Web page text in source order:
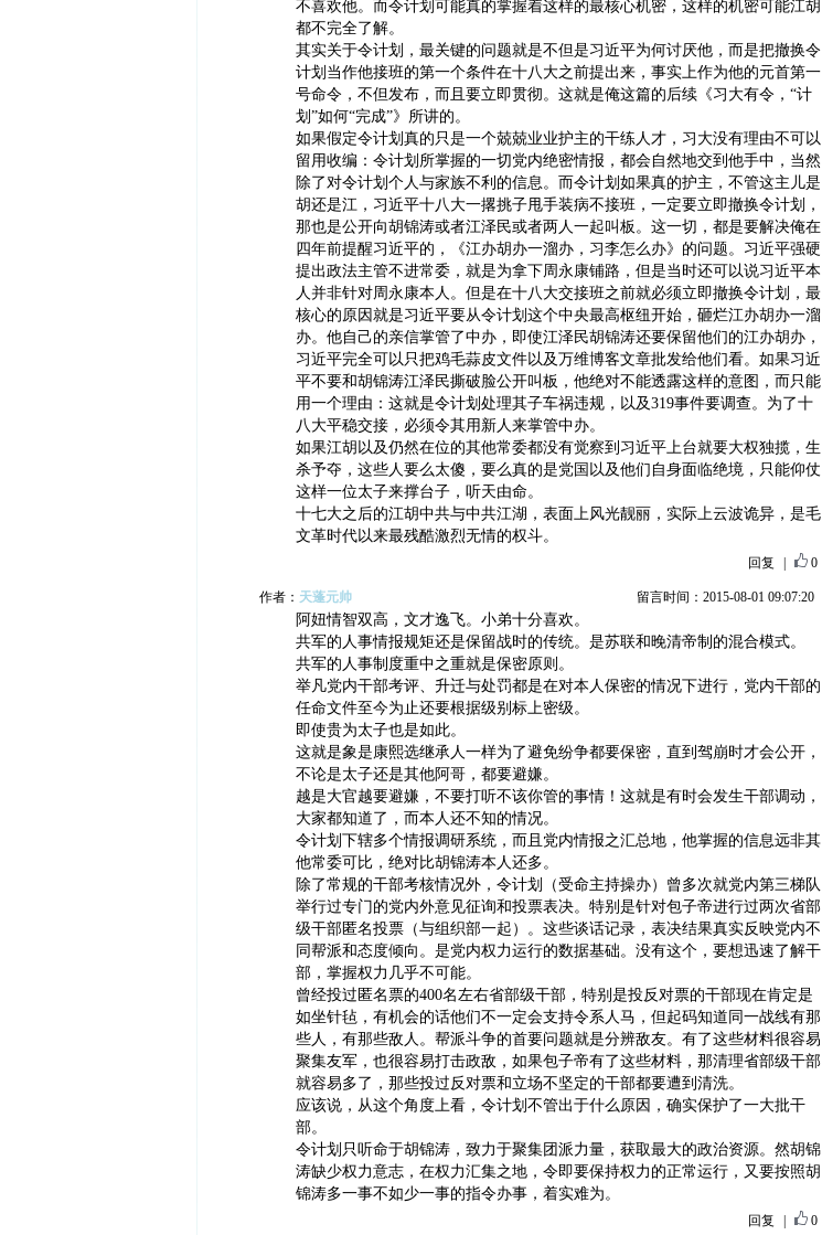
不喜欢他。而令计划可能真的掌握着这样的最核心机密，这样的机密可能江胡
都不完全了解。
其实关于令计划，最关键的问题就是不但是习近平为何讨厌他，而是把撤换令
计划当作他接班的第一个条件在十八大之前提出来，事实上作为他的元首第一
号命令，不但发布，而且要立即贯彻。这就是俺这篇的后续《习大有令，“计
划”如何“完成”》所讲的。
如果假定令计划真的只是一个兢兢业业护主的干练人才，习大没有理由不可以
留用收编：令计划所掌握的一切党内绝密情报，都会自然地交到他手中，当然
除了对令计划个人与家族不利的信息。而令计划如果真的护主，不管这主儿是
胡还是江，习近平十八大一撂挑子甩手装病不接班，一定要立即撤换令计划，
那也是公开向胡锦涛或者江泽民或者两人一起叫板。这一切，都是要解决俺在
四年前提醒习近平的，《江办胡办一溜办，习李怎么办》的问题。习近平强硬
提出政法主管不进常委，就是为拿下周永康铺路，但是当时还可以说习近平本
人并非针对周永康本人。但是在十八大交接班之前就必须立即撤换令计划，最
核心的原因就是习近平要从令计划这个中央最高枢纽开始，砸烂江办胡办一溜
办。他自己的亲信掌管了中办，即使江泽民胡锦涛还要保留他们的江办胡办，
习近平完全可以只把鸡毛蒜皮文件以及万维博客文章批发给他们看。如果习近
平不要和胡锦涛江泽民撕破脸公开叫板，他绝对不能透露这样的意图，而只能
用一个理由：这就是令计划处理其子车祸违规，以及319事件要调查。为了十
八大平稳交接，必须令其用新人来掌管中办。
如果江胡以及仍然在位的其他常委都没有觉察到习近平上台就要大权独揽，生
杀予夺，这些人要么太傻，要么真的是党国以及他们自身面临绝境，只能仰仗
这样一位太子来撑台子，听天由命。
十七大之后的江胡中共与中共江湖，表面上风光靓丽，实际上云波诡异，是毛
文革时代以来最残酷激烈无情的权斗。
回复 0
作者： 天蓬元帅 留言时间：2015-08-01 09:07:20
阿妞情智双高，文才逸飞。小弟十分喜欢。
共军的人事情报规矩还是保留战时的传统。是苏联和晚清帝制的混合模式。
共军的人事制度重中之重就是保密原则。
举凡党内干部考评、升迁与处罚都是在对本人保密的情况下进行，党内干部的
任命文件至今为止还要根据级别标上密级。
即使贵为太子也是如此。
这就是象是康熙选继承人一样为了避免纷争都要保密，直到驾崩时才会公开，
不论是太子还是其他阿哥，都要避嫌。
越是大官越要避嫌，不要打听不该你管的事情！这就是有时会发生干部调动，
大家都知道了，而本人还不知的情况。
令计划下辖多个情报调研系统，而且党内情报之汇总地，他掌握的信息远非其
他常委可比，绝对比胡锦涛本人还多。
除了常规的干部考核情况外，令计划（受命主持操办）曾多次就党内第三梯队
举行过专门的党内外意见征询和投票表决。特别是针对包子帝进行过两次省部
级干部匿名投票（与组织部一起）。这些谈话记录，表决结果真实反映党内不
同帮派和态度倾向。是党内权力运行的数据基础。没有这个，要想迅速了解干
部，掌握权力几乎不可能。
曾经投过匿名票的400名左右省部级干部，特别是投反对票的干部现在肯定是
如坐针毡，有机会的话他们不一定会支持令系人马，但起码知道同一战线有那
些人，有那些敌人。帮派斗争的首要问题就是分辨敌友。有了这些材料很容易
聚集友军，也很容易打击政敌，如果包子帝有了这些材料，那清理省部级干部
就容易多了，那些投过反对票和立场不坚定的干部都要遭到清洗。
应该说，从这个角度上看，令计划不管出于什么原因，确实保护了一大批干
部。
令计划只听命于胡锦涛，致力于聚集团派力量，获取最大的政治资源。然胡锦
涛缺少权力意志，在权力汇集之地，令即要保持权力的正常运行，又要按照胡
锦涛多一事不如少一事的指令办事，着实难为。
回复 0